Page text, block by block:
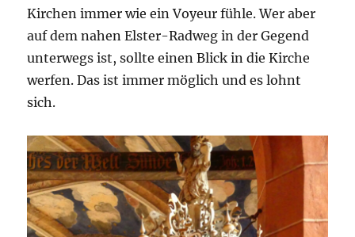
Kirchen immer wie ein Voyeur fühle. Wer aber
auf dem nahen Elster-Radweg in der Gegend
unterwegs ist, sollte einen Blick in die Kirche
werfen. Das ist immer möglich und es lohnt
sich.